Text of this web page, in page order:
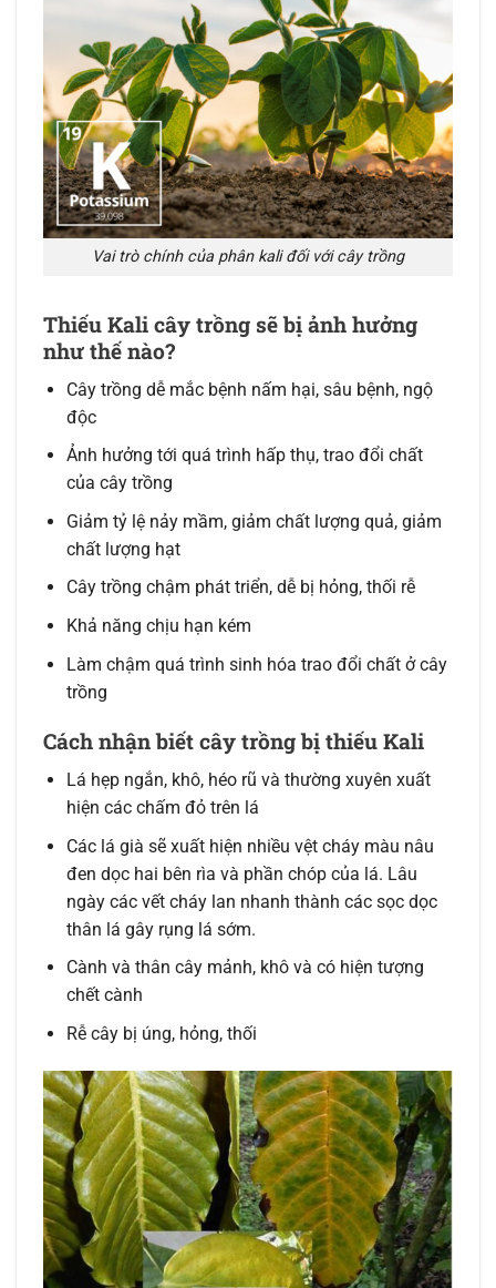
Vai trò chính của phân kali đối với cây trồng
Thiếu Kali cây trồng sẽ bị ảnh hưởng
như thế nào?
Cây trồng dễ mắc bệnh nấm hại, sâu bệnh, ngộ
độc
Ảnh hưởng tới quá trình hấp thụ, trao đổi chất
của cây trồng
Giảm tỷ lệ nảy mầm, giảm chất lượng quả, giảm
chất lượng hạt
Cây trồng chậm phát triển, dễ bị hỏng, thối rễ
Khả năng chịu hạn kém
Làm chậm quá trình sinh hóa trao đổi chất ở cây
trồng
Cách nhận biết cây trồng bị thiếu Kali
Lá hẹp ngắn, khô, héo rũ và thường xuyên xuất
hiện các chấm đỏ trên lá
Các lá già sẽ xuất hiện nhiều vệt cháy màu nâu
đen dọc hai bên rìa và phần chóp của lá. Lâu
ngày các vết cháy lan nhanh thành các sọc dọc
thân lá gây rụng lá sớm.
Cành và thân cây mảnh, khô và có hiện tượng
chết cành
Rễ cây bị úng, hỏng, thối